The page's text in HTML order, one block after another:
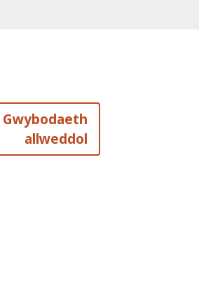
Gwybodaeth
allweddol